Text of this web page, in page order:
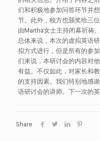
们和积极地参加问答环节并
节。此外，校方也颁奖给三
由Martha女士主持闭幕祈祷。
总体来说，本次的虚拟英语
拟方式进行，但是所有的参
们来说，本研讨会的内容对
有益。不仅如此，对家长和
的支持因素。我们特别地感
语研讨会的讲师。下一次的
Share